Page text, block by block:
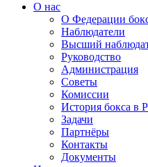
О нас
О Федерации
Наблюдатели
Высший
Руководство
Администрация
Советы
Комиссии
История бокса в
Задачи
Партнёры
Контакты
Документы